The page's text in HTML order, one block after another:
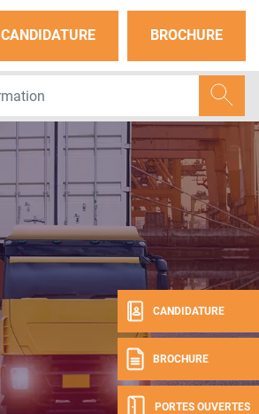
CANDIDATURE BROCHURE
CANDIDATURE
BROCHURE
PORTES OUVERTES